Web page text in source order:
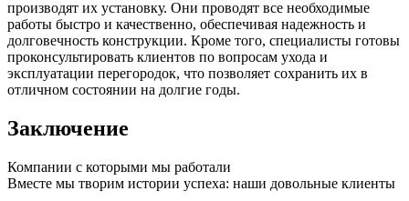
производят их установку. Они проводят все необходимые
работы быстро и качественно, обеспечивая надежность и
долговечность конструкции. Кроме того, специалисты готовы
проконсультировать клиентов по вопросам ухода и
эксплуатации перегородок, что позволяет сохранить их в
отличном состоянии на долгие годы.
Заключение
Компании с которыми мы работали
Вместе мы творим истории успеха: наши довольные клиенты